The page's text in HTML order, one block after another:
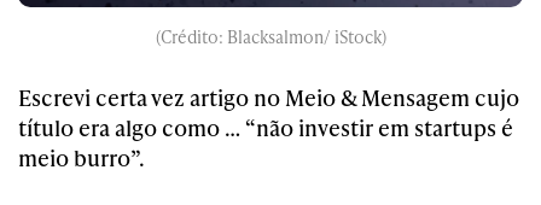
(Crédito: Blacksalmon/ iStock)
Escrevi certa vez artigo no Meio & Mensagem cujo
título era algo como … “não investir em startups é
meio burro”.